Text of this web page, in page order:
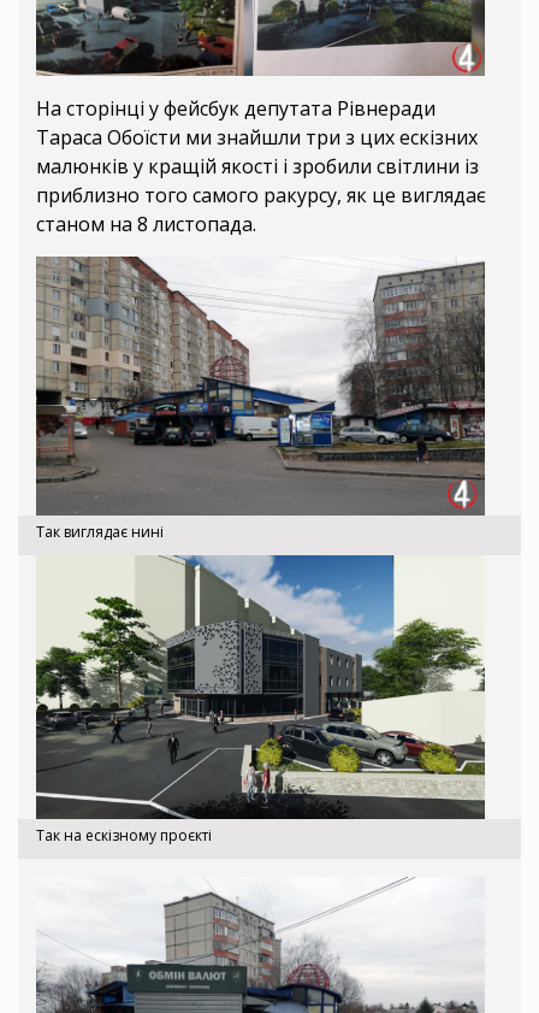
На сторінці у фейсбук депутата Рівнеради
Тараса Обоїсти ми знайшли три з цих ескізних
малюнків у кращій якості і зробили світлини із
приблизно того самого ракурсу, як це виглядає
станом на 8 листопада.
Так виглядає нині
Так на ескізному проєкті